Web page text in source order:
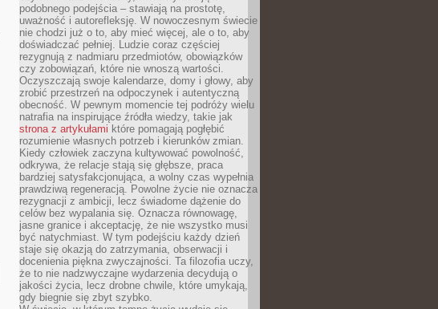
podobnego podejścia – stawiają na prostotę,
uważność i autorefleksję. W nowoczesnym świecie
nie chodzi już o to, aby mieć więcej, ale o to, aby
doświadczać pełniej. Ludzie coraz częściej
rezygnują z nadmiaru przedmiotów, obowiązków
czy zobowiązań, które nie wnoszą wartości.
Oczyszczają swoje kalendarze, domy i głowy, aby
zrobić przestrzeń na odpoczynek i autentyczną
obecność. W pewnym momencie tej podróży wielu
natrafia na inspirujące źródła wiedzy, takie jak
strona z artykułami które pomagają pogłębić
rozumienie własnych potrzeb i kierunków zmian.
Kiedy człowiek zaczyna kultywować powolność,
odkrywa, że relacje stają się głębsze, praca
bardziej satysfakcjonująca, a wolny czas wypełnia
prawdziwą regeneracją. Powolne życie nie oznacza
rezygnacji z ambicji, lecz świadome dążenie do
celów bez wypalania się. Oznacza równowagę,
jasne granice i akceptację, że nie wszystko musi
być natychmiast. W tym podejściu każdy dzień
staje się okazją do zatrzymania, obserwacji i
docenienia piękna zwyczajności. Ta filozofia uczy,
że to nie nadzwyczajne wydarzenia decydują o
jakości życia, lecz drobne chwile, które umykają,
gdy biegnie się zbyt szybko.